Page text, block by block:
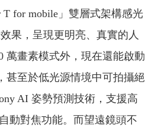
for mobile」雙層式架構感光
果，呈現更明亮、真實的人
萬畫素模式外，現在還能啟動
甚至於低光源情境中可拍攝絕
AI 姿勢預測技術，支援高
動對焦功能。而望遠鏡頭不